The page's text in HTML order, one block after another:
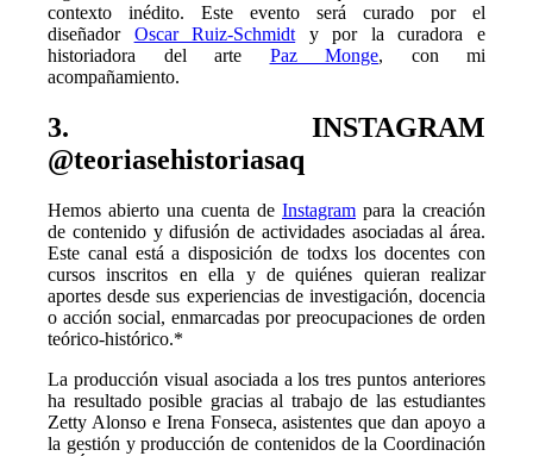
contexto inédito. Este evento será curado por el
diseñador Oscar Ruiz-Schmidt y por la curadora e
historiadora del arte Paz Monge, con mi
acompañamiento.
3. INSTAGRAM
@teoriasehistoriasaq
Hemos abierto una cuenta de Instagram para la creación
de contenido y difusión de actividades asociadas al área.
Este canal está a disposición de todxs los docentes con
cursos inscritos en ella y de quiénes quieran realizar
aportes desde sus experiencias de investigación, docencia
o acción social, enmarcadas por preocupaciones de orden
teórico-histórico.*
La producción visual asociada a los tres puntos anteriores
ha resultado posible gracias al trabajo de las estudiantes
Zetty Alonso e Irena Fonseca, asistentes que dan apoyo a
la gestión y producción de contenidos de la Coordinación